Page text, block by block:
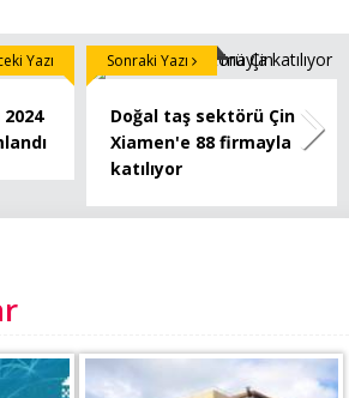
2024
Yazı
Doğal taş sektörü Çin
Xiamen'e 88 firmayla
katılıyor
Sonraki Yazı